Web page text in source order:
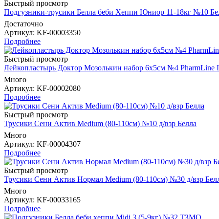
Быстрый просмотр
Подгузники-трусики Белла беби Хеппи Юниор 11-18кг №10
Достаточно
Артикул: KF-00003350
Подробнее
Быстрый просмотр
Лейкопластырь Доктор Мозолькин набор 6х5см №4 PharmLine
Много
Артикул: KF-00002080
Подробнее
Быстрый просмотр
Трусики Сени Актив Medium (80-110см) №10 д/взр Белла
Много
Артикул: KF-00004307
Подробнее
Быстрый просмотр
Трусики Сени Актив Нормал Medium (80-110см) №30 д/взр
Много
Артикул: KF-00033165
Подробнее